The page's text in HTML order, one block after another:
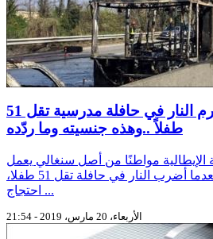
إيطاليا / سائق يُضرم النار في حافلة مدرسية تقل 51
طفلاً ..وهذه جنسيته وما ردّده
مواطنًا من أصل سنغالي يعمل
سائقا في مدرسة، بعدما أضرب النار في حافلة تقل 51 طفلا،
احتجاج ...
الأربعاء، 20 مارس، 2019 - 21:54